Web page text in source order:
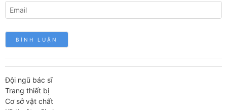
Đội ngũ bác sĩ
Trang thiết bị
Cơ sở vật chất